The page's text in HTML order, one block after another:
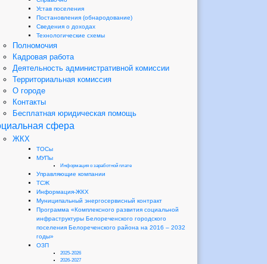
Устав поселения
Постановления (обнародование)
Сведения о доходах
Технологические схемы
Полномочия
Кадровая работа
Деятельность административной комиссии
Территориальная комиссия
О городе
Контакты
Бесплатная юридическая помощь
сфера
ЖКХ
ТОСы
МУПы
Информация о заработной плате
Управляющие компании
ТСЖ
Информация-ЖКХ
Муниципальный энергосервисный контракт
Программа «Комплексного развития социальной
инфраструктуры Белореченского городского
поселения Белореченского района на 2016 – 2032
годы»
ОЗП
2025-2026
2026-2027